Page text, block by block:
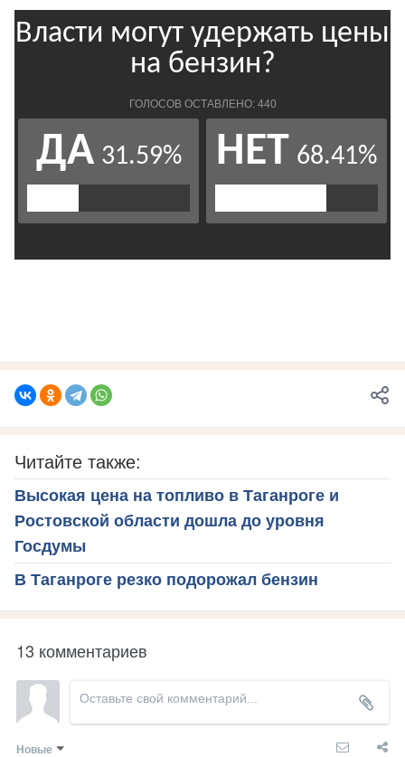
Читайте также:
Высокая цена на топливо в Таганроге и
Ростовской области дошла до уровня
Госдумы
В Таганроге резко подорожал бензин
13 комментариев
Новые